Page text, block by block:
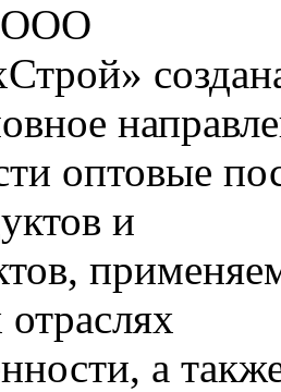
ООО
оптовые
и
а